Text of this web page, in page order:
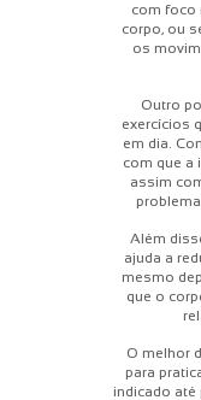
com foco
corpo, ou
os
Outro
exercícios
em dia.
com que a
assim
Além
ajuda a
mesmo
que o
O melhor
para
indicado até